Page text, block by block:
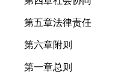
第五章法律责任
第六章附则
第一章总则